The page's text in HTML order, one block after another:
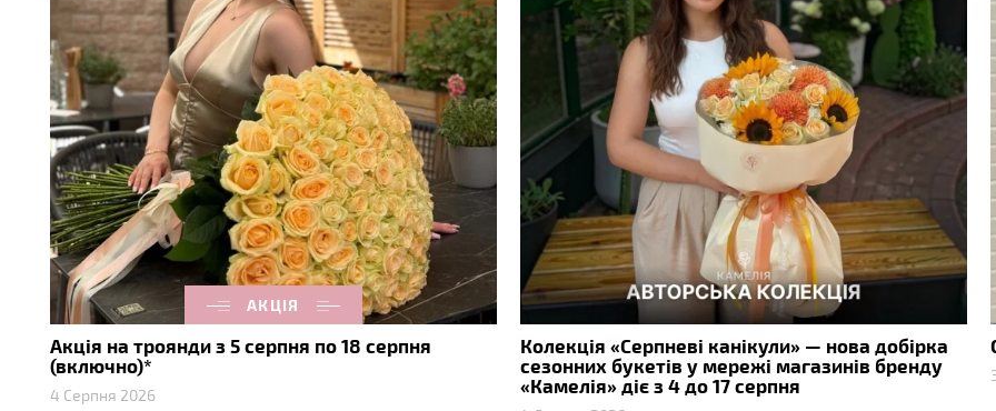
АКЦІЯ
Акція на троянди з 5 серпня по 18 серпня
(включно)*
4 Серпня 2026
Колекція «Серпневі канікули» — нова добірка
сезонних букетів у мережі магазинів бренду
«Камелія» діє з 4 до 17 серпня